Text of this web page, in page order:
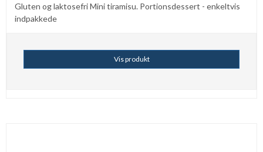
Gluten og laktosefri Mini tiramisu. Portionsdessert - enkeltvis
indpakkede
Vis produkt